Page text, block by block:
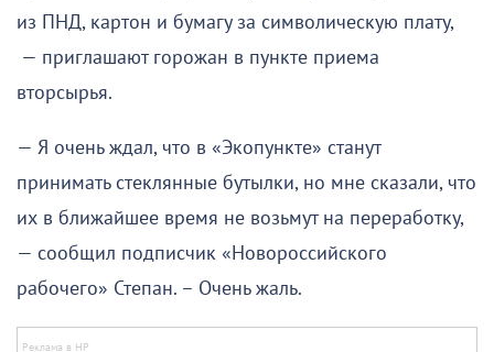
из ПНД, картон и бумагу за символическую плату,
— приглашают горожан в пункте приема
вторсырья.
— Я очень ждал, что в «Экопункте» станут
принимать стеклянные бутылки, но мне сказали, что
их в ближайшее время не возьмут на переработку,
— сообщил подписчик «Новороссийского
рабочего» Степан. – Очень жаль.